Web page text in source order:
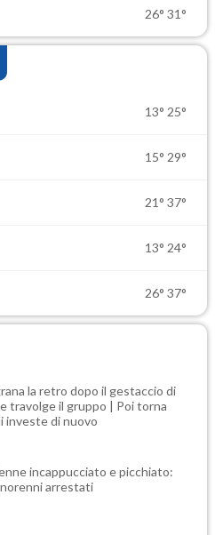
26° 31°
13° 25°
15° 29°
21° 37°
13° 24°
26° 37°
la retro dopo il gestaccio di
travolge il gruppo | Poi torna
investe di nuovo
incappucciato e picchiato:
arrestati